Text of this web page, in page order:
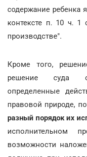
содержание ребенка
контексте п. 10 ч. 1
производстве".
Кроме того,
решение суда
определенные
правовой природе,
разный порядок их
исполнительном
возможности